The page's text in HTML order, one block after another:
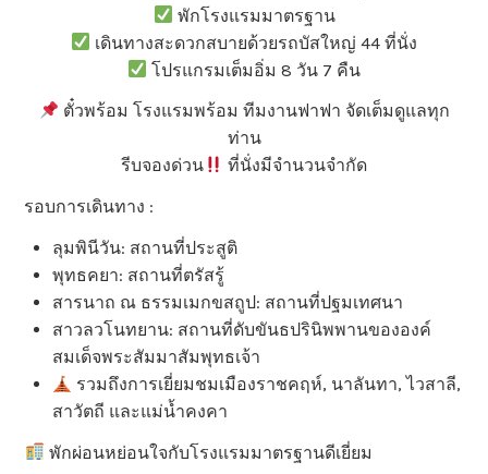
พักโรงแรมมาตรฐาน
เดินทางสะดวกสบายด้วยรถบัสใหญ่ 44 ที่นั่ง
โปรแกรมเต็มอิ่ม 8 วัน 7 คืน
ตั๋วพร้อม โรงแรมพร้อม ทีมงานฟาฟา จัดเต็มดูแลทุก
ท่าน
รีบจองด่วน
ที่นั่งมีจำนวนจำกัด
รอบการเดินทาง :
ลุมพินีวัน: สถานที่ประสูติ
พุทธคยา: สถานที่ตรัสรู้
สารนาถ ณ ธรรมเมกขสถูป: สถานที่ปฐมเทศนา
สาวลวโนทยาน: สถานที่ดับขันธปรินิพพานขององค์
สมเด็จพระสัมมาสัมพุทธเจ้า
รวมถึงการเยี่ยมชมเมืองราชคฤห์, นาลันทา, ไวสาลี,
สาวัตถี และแม่น้ำคงคา
พักผ่อนหย่อนใจกับโรงแรมมาตรฐานดีเยี่ยม